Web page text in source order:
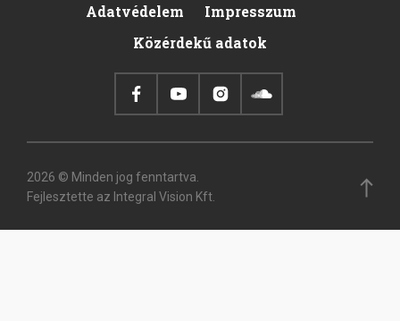
Footer
Adatvédelem
Impresszum
Közérdekű adatok
2026 © Minden jog fenntartva.
Fejlesztette az Integral Vision Kft.